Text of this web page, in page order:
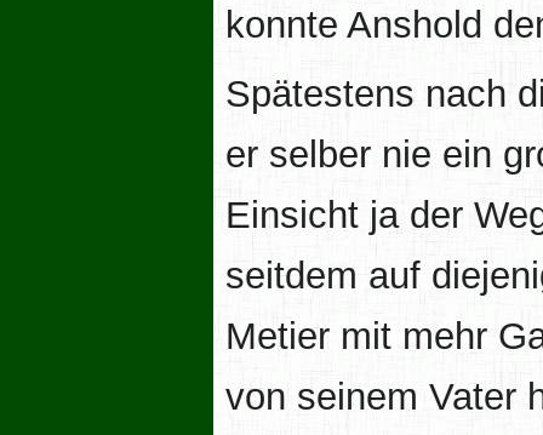
konnte Anshold
Spätestens nach
er selber nie ein
Einsicht ja der
seitdem auf
Metier mit mehr
von seinem Vater